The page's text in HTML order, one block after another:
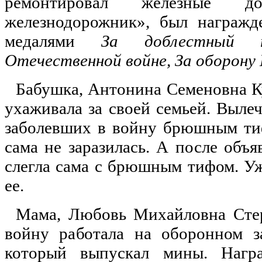
железнодорожник», был
медалями За доблестный
Отечественной войне, За
Бабушка, Антонина Семеновна
ухаживала за своей семьей.
заболевших в войну брюшным
сама не заразилась. А после
слегла сама с брюшным тифом.
ее.
Мама, Любовь Михайловна
войну работала на оборонном
который выпускал мины.